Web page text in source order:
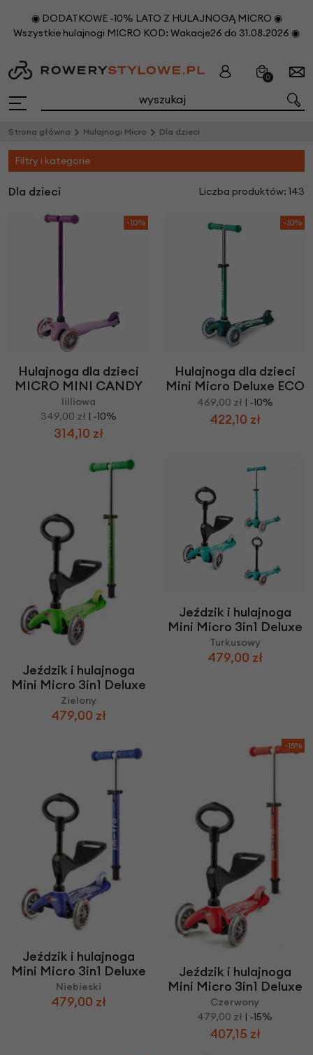
◉ DODATKOWE -10% LATO Z HULAJNOGĄ MICRO ◉
Wszystkie hulajnogi MICRO KOD: Wakacje26 do 31.08.2026 ◉
0
Strona główna Hulajnogi Micro Dla dzieci
Filtry i kategorie
Dla dzieci Liczba produktów: 143
-10%
Hulajnoga dla dzieci
MICRO MINI CANDY
lilliowa
349,00 zł | -10%
314,10 zł
-10%
Hulajnoga dla dzieci
Mini Micro Deluxe ECO
469,00 zł | -10%
422,10 zł
Jeździk i hulajnoga
Mini Micro 3in1 Deluxe
Zielony
479,00 zł
Jeździk i hulajnoga
Mini Micro 3in1 Deluxe
Turkusowy
479,00 zł
Jeździk i hulajnoga
Mini Micro 3in1 Deluxe
Niebieski
479,00 zł
-15%
Jeździk i hulajnoga
Mini Micro 3in1 Deluxe
Czerwony
479,00 zł | -15%
407,15 zł